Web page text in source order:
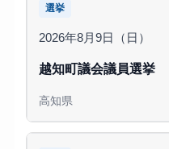
選挙
2026年8月9日（日）
越知町議会議員選挙
高知県